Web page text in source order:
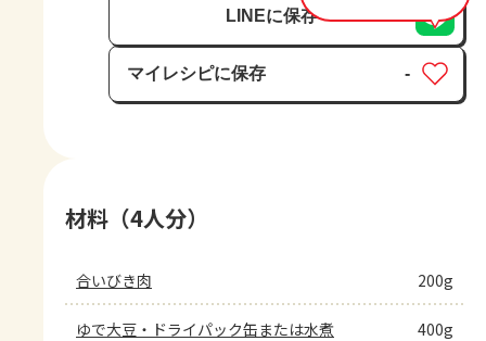
LINEに保存
マイレシピに保存
保存済み
-
材料（4人分）
合いびき肉 200g
ゆで大豆・ドライパック缶または水煮 400g